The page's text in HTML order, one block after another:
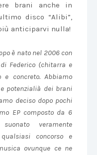
brani anche in
disco “Alibi”,
anticiparvi nulla!
è nato nel 2006 con
Federico (chitarra e
concreto. Abbiamo
potenzialià dei brani
deciso dopo pochi
EP composto da 6
veramente
concorso e
ovunque ce ne